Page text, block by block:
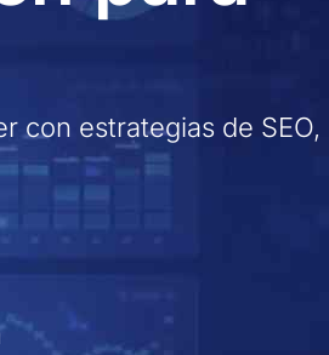
con estrategias de SEO,